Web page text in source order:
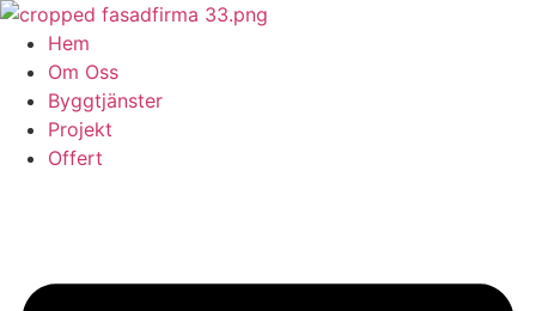
Skip
content
Hem
Om Oss
Byggtjänster
Projekt
Offert